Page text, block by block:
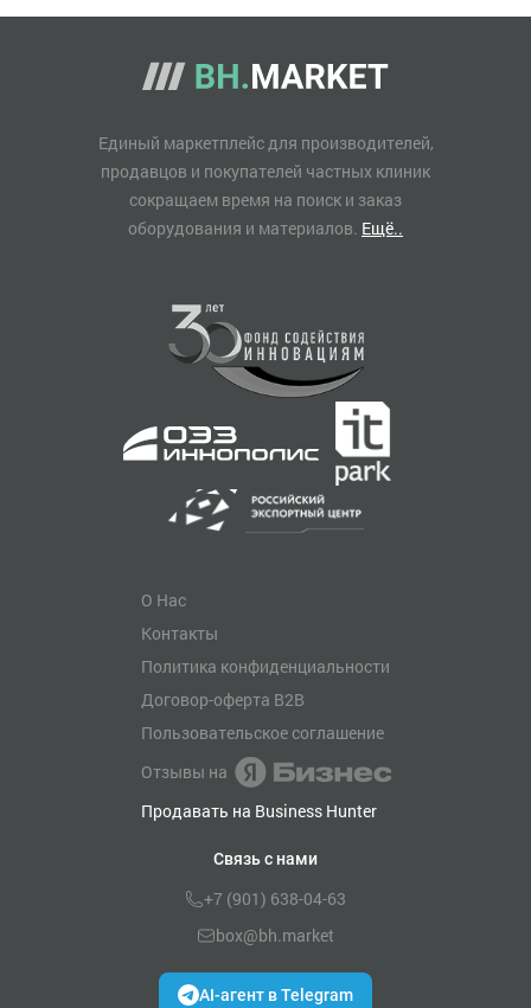
Единый маркетплейс для производителей,
продавцов и покупателей частных клиник
сокращаем время на поиск и заказ
оборудования и материалов. Ещё..
О Нас
Контакты
Политика конфиденциальности
Договор-оферта B2B
Пользовательское соглашение
Отзывы на
Продавать на Business Hunter
Связь с нами
+7 (901) 638-04-63
box@bh.market
AI-агент в Telegram